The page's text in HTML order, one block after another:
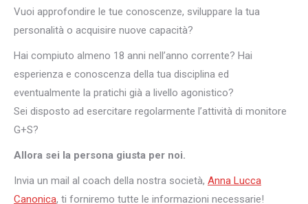
Vuoi approfondire le tue conoscenze, sviluppare la tua
personalità o acquisire nuove capacità?
Hai compiuto almeno 18 anni nell’anno corrente? Hai
esperienza e conoscenza della tua disciplina ed
eventualmente la pratichi già a livello agonistico?
Sei disposto ad esercitare regolarmente l’attività di monitore
G+S?
Allora sei la persona giusta per noi.
Invia un mail al coach della nostra società, Anna Lucca
Canonica, ti forniremo tutte le informazioni necessarie!